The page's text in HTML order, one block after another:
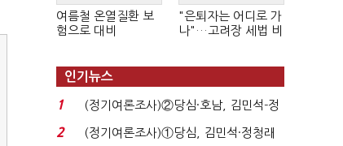
여름철 온열질환 보
험으로 대비
"은퇴자는 어디로 가
나"…고려장 세법 비
인기뉴스
1
(정기여론조사)②당심·호남, 김민석-정
청래 '초접전'...
2
(정기여론조사)①당심, 김민석·정청래